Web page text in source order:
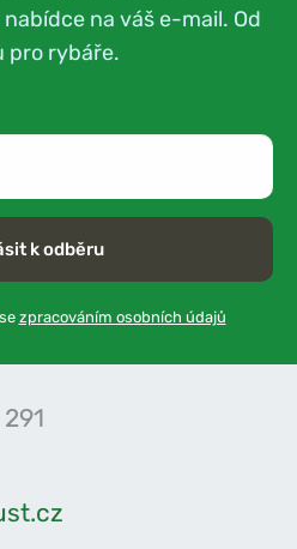
na váš e-mail. Od
pro rybáře.
k odběru
zpracováním osobních údajů